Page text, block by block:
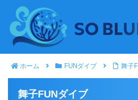
ホーム FUNダイブ 舞子
舞子FUNダイブ